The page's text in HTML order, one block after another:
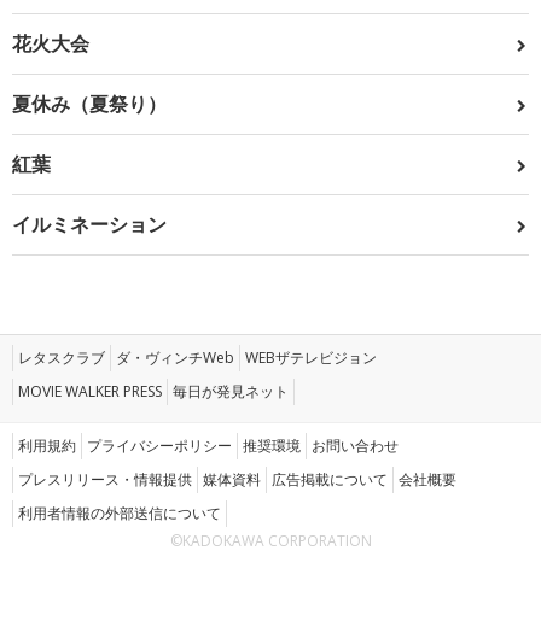
花火大会
夏休み（夏祭り）
紅葉
イルミネーション
レタスクラブ ダ・ヴィンチWeb WEBザテレビジョン
MOVIE WALKER PRESS 毎日が発見ネット
利用規約 プライバシーポリシー 推奨環境 お問い合わせ
プレスリリース・情報提供 媒体資料 広告掲載について 会社概要
利用者情報の外部送信について
©KADOKAWA CORPORATION